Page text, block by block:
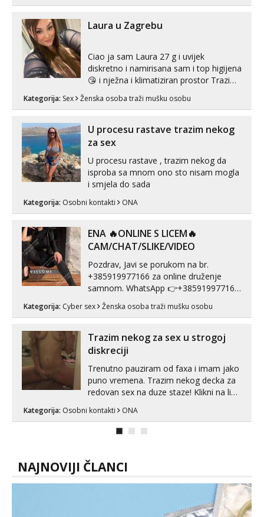
link ispod i nadji me tamo, cekam te!
Laura u Zagrebu
Ciao ja sam Laura 27 g i uvijek
diskretno i namirisana sam i top higijena
😘 i nježna i klimatiziran prostor Trazim
Pusenje i gutanje sperme Erotsko rublje
tijelu Iskljucivo neradim analni !!! I
Kategorija: Sex Ženska osoba traži mušku osobu
U procesu rastave trazim nekog
za sex
U procesu rastave , trazim nekog da
isproba sa mnom ono sto nisam mogla
i smjela do sada
Kategorija: Osobni kontakti ONA
ENA 🔥ONLINE S LICEM🔥
CAM/CHAT/SLIKE/VIDEO
Pozdrav, Javi se porukom na br.
+385919977166 za online druženje
samnom. WhatsApp 👉+385919977166
Telegram 👉@enafriedrichkis Radim
videopozive s licem, solo i s partnerom,
kombinacije halteri, haljine, štikle,
samostojeće itd. Nudim svakakva videa
seksa, puš...
Kategorija: Cyber sex Ženska osoba traži mušku osobu
Trazim nekog za sex u strogoj
diskreciji
Trenutno pauziram od faxa i imam jako
puno vremena. Trazim nekog decka za
redovan sex na duze staze! Klikni na link
Kategorija: Osobni kontakti ONA
NAJNOVIJI ČLANCI